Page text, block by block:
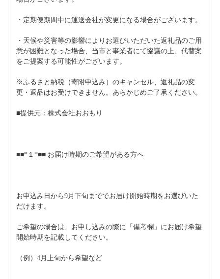
・定期便期間中に運送会社が変更になる場合がございます。
・天候や災害等の影響によりお選びいただいた返礼品のご用
意が困難となった場合、当市と事業者にて協議の上、代替案
をご提案する可能性がございます。
※ふるさと納税（寄附申込み）のキャンセル、返礼品の変
更・返品はお受けできません。あらかじめご了承ください。
■提供元：株式会社おおもり
■■*１*■■ お届け時期のご希望がある方へ
お申込み日から9月下旬まででお届け開始時期をお選びいた
だけます。
ご希望の場合は、お申し込みの際に「備考欄」にお届け希望
開始時期を記載してください。
（例）4月上旬から希望など